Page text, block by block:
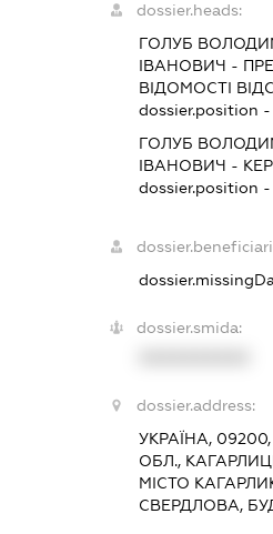
dossier.heads:
ГОЛУБ
ІВАНОВИЧ -
ВІДОМОСТІ
dossier.position -
ГОЛУБ
ІВАНОВИЧ -
dossier.position -
dossier.smida:
dossier.address:
УКРАЇНА,
ОБЛ.,
МІСТО
СВЕРДЛОВА,